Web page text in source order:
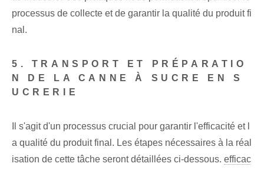
processus de collecte et de garantir la qualité du produit fi
nal.
5. TRANSPORT ET PRÉPARATIO
N DE LA CANNE À SUCRE EN S
UCRERIE
Il s'agit d'un processus crucial pour garantir l'efficacité et l
a qualité du produit final. Les étapes nécessaires à la réal
isation de cette tâche seront détaillées ci-dessous. efficac